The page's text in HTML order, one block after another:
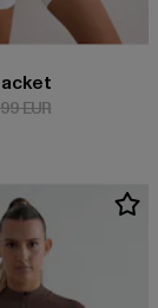
71,99 EUR
EURAktionspreis: